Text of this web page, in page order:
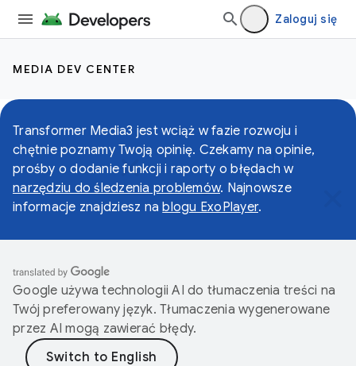
Zaloguj się
MEDIA DEV CENTER
Transformer Media3 jest wciąż w fazie rozwoju i
chętnie poznamy Twoją opinię. Czekamy na opinie,
prośby o dodanie funkcji i raporty o błędach w
narzędziu do śledzenia problemów. Najnowsze
informacje znajdziesz nablogu ExoPlayer.
Google używa technologii AI do tłumaczenia treści na
Twój preferowany język. Tłumaczenia wygenerowane
przez AI mogą zawierać błędy.